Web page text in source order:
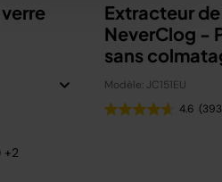
+2
Extracteur
NeverClog -
sans
Modèle: JC151EU
4.6